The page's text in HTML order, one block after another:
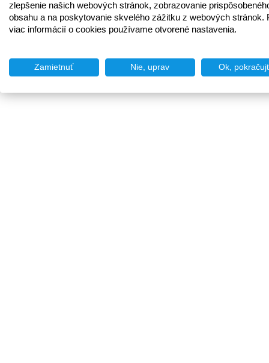
zlepšenie našich webových stránok, zobrazovanie
obsahu a na poskytovanie skvelého zážitku z webových stránok.
viac informácií o cookies používame otvorené nastavenia.
Zamietnuť Nie, uprav Ok,